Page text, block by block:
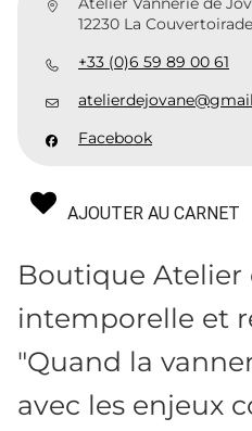
12230 La Couvertoirade
+33 (0)6 59 89 00 61
Facebook
AJOUTER AU CARNET
Boutique Atelier
intemporelle et
"Quand la
avec les enjeux